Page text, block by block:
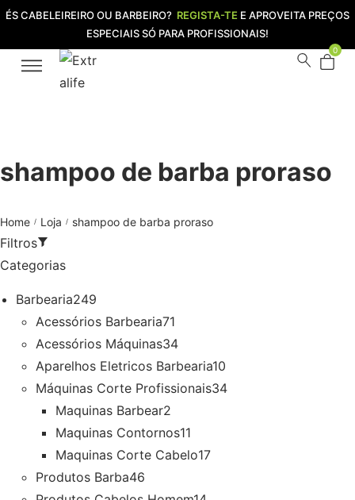
ÉS CABELEIREIRO OU BARBEIRO? REGISTA-TE E APROVEITA PREÇOS
ESPECIAIS SÓ PARA PROFISSIONAIS!
0
shampoo de barba proraso
Home / Loja / shampoo de barba proraso
Filtros
Categorias
Barbearia249
Acessórios Barbearia71
Acessórios Máquinas34
Aparelhos Eletricos Barbearia10
Máquinas Corte Profissionais34
Maquinas Barbear2
Maquinas Contornos11
Maquinas Corte Cabelo17
Produtos Barba46